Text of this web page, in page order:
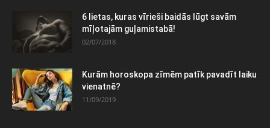
6 lietas, kuras vīrieši baidās lūgt savām
mīļotajām guļamistabā!
02/07/2018
Kurām horoskopa zīmēm patīk pavadīt laiku
vienatnē?
11/09/2019